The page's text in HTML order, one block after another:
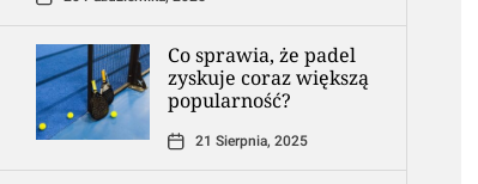
Co sprawia, że padel
zyskuje coraz większą
popularność?
21 Sierpnia, 2025